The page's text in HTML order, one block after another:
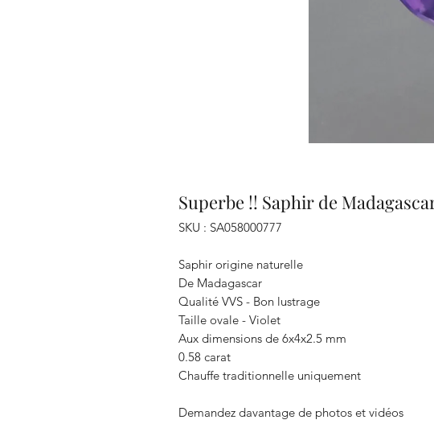
Superbe !! Saphir de
SKU : SA058000777
Saphir origine naturelle
De Madagascar
Qualité VVS - Bon lustrage
Taille ovale - Violet
Aux dimensions de 6x4x2.5 mm
0.58 carat
Chauffe traditionnelle uniquement
Demandez davantage de photos et vidéos